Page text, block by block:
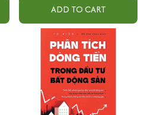
ADD TO CART